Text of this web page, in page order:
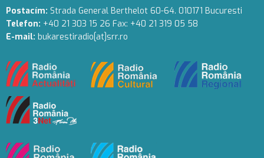
Postacím: Strada General Berthelot 60-64. 010171 Bucuresti
Telefon: +40 21 303 15 26 Fax: +40 21 319 05 58
E-mail: bukarestiradio[at]srr.ro